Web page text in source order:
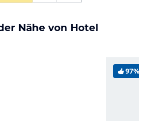
Nähe von Hotel
97%